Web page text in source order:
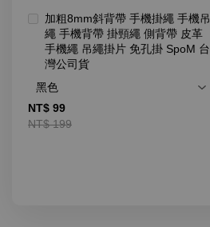
加粗8mm斜背帶 手機掛繩 手機吊
繩 手機背帶 掛頸繩 側背帶 皮革
手機繩 吊繩掛片 免孔掛 SpoM 台
灣公司貨
NT$ 99
NT$ 199